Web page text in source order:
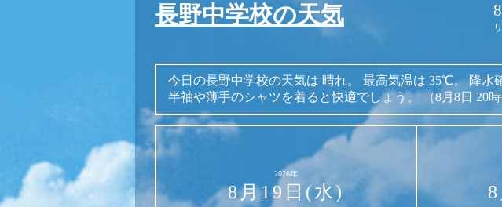
長野中学校の天気
今日の長野中学校の天気は 晴れ。 最高気温は 35℃。 降水
半袖や薄手のシャツを着ると快適でしょう。（8月8日 20時
2026年
8月19日(水)